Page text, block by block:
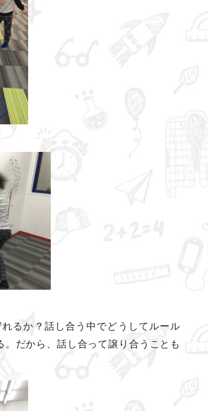
るか？話し合う中でどうしてルール
だから、話し合って譲り合うことも